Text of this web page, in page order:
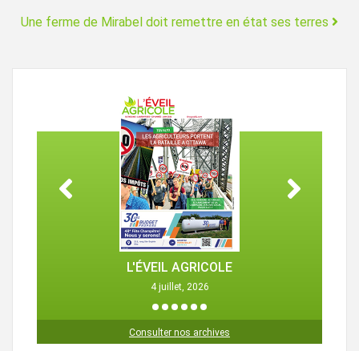
Une ferme de Mirabel doit remettre en état ses terres
L'ÉVEIL AGRICOLE
4 juillet, 2026
1 2 3 4 5
Consulter nos archives